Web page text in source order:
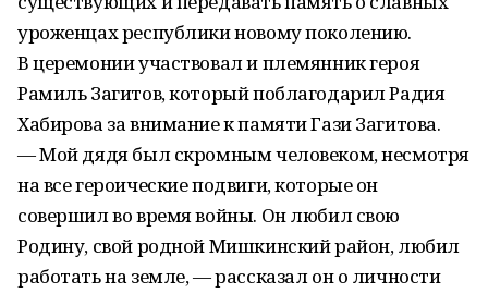
уроженцах республики новому поколению.
В церемонии участвовал и племянник героя
Рамиль Загитов, который поблагодарил Радия
Хабирова за внимание к памяти Гази Загитова.
— Мой дядя был скромным человеком, несмотря
на все героические подвиги, которые он
совершил во время войны. Он любил свою
Родину, свой родной Мишкинский район, любил
работать на земле, — рассказал он о личности